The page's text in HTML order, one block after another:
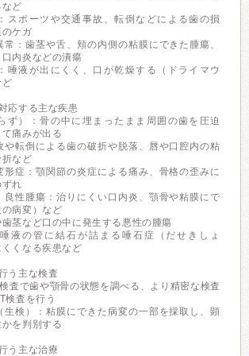
ど
スポーツや交通事故、転倒などによる歯の損
ケガ
常：歯茎や舌、頬の内側の粘膜にできた腫瘍、
内炎などの潰瘍
唾液が出にくく、口が乾燥する（ドライマウ
ど
応する主な疾患
ず）：骨の中に埋まったまま周囲の歯を圧迫
痛みが出る
や転倒による歯の破折や脱落、唇や口腔内の粘
折など
形症：顎関節の炎症による痛み、骨格の歪みに
れ
良性腫瘍：治りにくい口内炎、顎骨や粘膜にで
病変）など
歯茎など口の中に発生する悪性の腫瘍
液の管に結石が詰まる唾石症（だせきしょ
くなる疾患など
う主な検査
査で歯や顎骨の状態を調べる、より精密な検査
検査を行う
生検）：粘膜にできた病変の一部を採取し、顕
を判別する
う主な治療